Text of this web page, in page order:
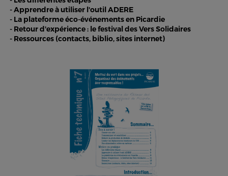
- Apprendre à utiliser l'outil ADERE
- La plateforme éco-événements en Picardie
- Retour d'expérience : le festival des Vers Solidaires
- Ressources (contacts, biblio, sites internet)